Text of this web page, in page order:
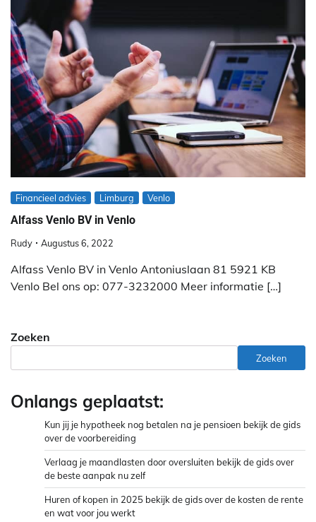
Financieel advies Limburg Venlo
Alfass Venlo BV in Venlo
Rudy Augustus 6, 2022
Alfass Venlo BV in Venlo Antoniuslaan 81 5921 KB
Venlo Bel ons op: 077-3232000 Meer informatie […]
Zoeken
Zoeken
Onlangs geplaatst:
Kun jij je hypotheek nog betalen na je pensioen bekijk de gids
over de voorbereiding
Verlaag je maandlasten door oversluiten bekijk de gids over
de beste aanpak nu zelf
Huren of kopen in 2025 bekijk de gids over de kosten de rente
en wat voor jou werkt